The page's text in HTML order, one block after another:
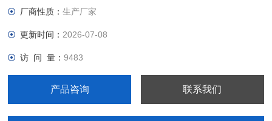
由引风机排出。
厂商性质：生产厂家
更新时间： 2026-07-08
访 问 量：9483
产品咨询 联系我们